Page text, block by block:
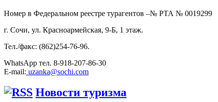
Номер в Федеральном реестре турагентов –№ РТА № 0019299
г. Сочи, ул. Красноармейская, 9-Б, 1 этаж.
Тел./факс: (862)254-76-96.
WhatsApp тел. 8-918-207-86-30
E-mail: uzanka@sochi.com
Новости туризма